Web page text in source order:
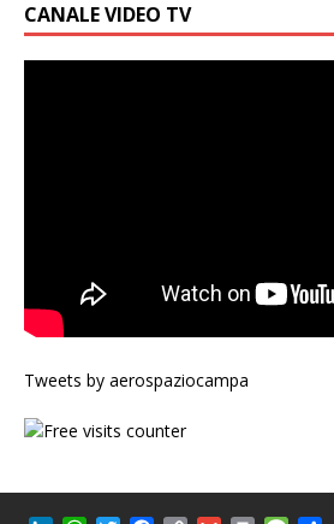
CANALE VIDEO TV
Tweets by aerospaziocampa